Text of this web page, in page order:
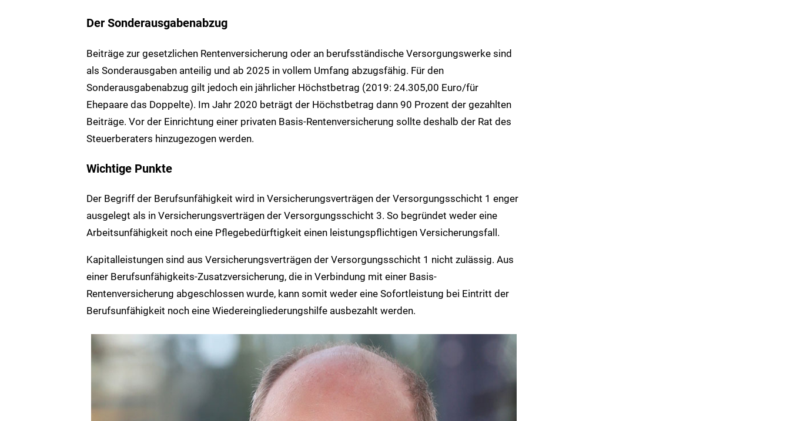
Der Sonderausgabenabzug
Beiträge zur gesetzlichen Rentenversicherung oder an berufsständische Versorgungswerke sind
als Sonderausgaben anteilig und ab 2025 in vollem Umfang abzugsfähig. Für den
Sonderausgabenabzug gilt jedoch ein jährlicher Höchstbetrag (2019: 24.305,00 Euro/für
Ehepaare das Doppelte). Im Jahr 2020 beträgt der Höchstbetrag dann 90 Prozent der gezahlten
Beiträge. Vor der Einrichtung einer privaten Basis-Rentenversicherung sollte deshalb der Rat des
Steuerberaters hinzugezogen werden.
Wichtige Punkte
Der Begriff der Berufsunfähigkeit wird in Versicherungsverträgen der Versorgungsschicht 1 enger
ausgelegt als in Versicherungsverträgen der Versorgungsschicht 3. So begründet weder eine
Arbeitsunfähigkeit noch eine Pflegebedürftigkeit einen leistungspflichtigen Versicherungsfall.
Kapitalleistungen sind aus Versicherungsverträgen der Versorgungsschicht 1 nicht zulässig. Aus
einer Berufsunfähigkeits-Zusatzversicherung, die in Verbindung mit einer Basis-
Rentenversicherung abgeschlossen wurde, kann somit weder eine Sofortleistung bei Eintritt der
Berufsunfähigkeit noch eine Wiedereingliederungshilfe ausbezahlt werden.